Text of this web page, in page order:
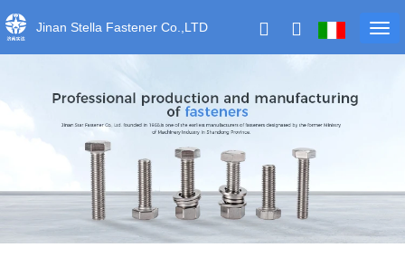
Jinan Stella Fastener Co.,LTD